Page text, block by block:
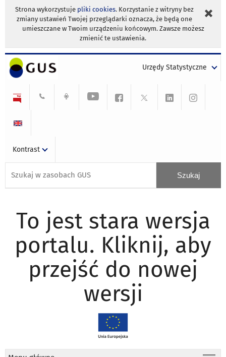
Strona wykorzystuje pliki cookies. Korzystanie z witryny bez
zmiany ustawień Twojej przeglądarki oznacza, że będą one
umieszczane w Twoim urządzeniu końcowym. Zawsze możesz
zmienić te ustawienia.
Urzędy Statystyczne
Kontrast
To jest stara wersja
portalu. Kliknij, aby
przejść do nowej
wersji